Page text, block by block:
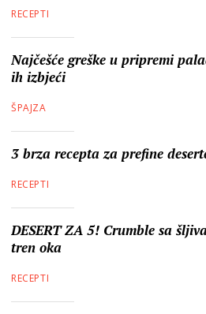
RECEPTI
Najčešće greške u pripremi
ih izbjeći
ŠPAJZA
3 brza recepta za prefine
RECEPTI
DESERT ZA 5! Crumble sa
tren oka
RECEPTI